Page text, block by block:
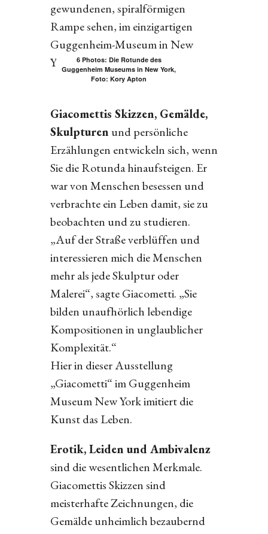
gewundenen, spiralförmigen
Rampe sehen, im einzigartigen
Guggenheim-Museum in New
York.
6 Photos: Die Rotunde des
Guggenheim Museums in New York,
Foto: Kory Apton
Giacomettis Skizzen, Gemälde,
Skulpturen und persönliche
Erzählungen entwickeln sich, wenn
Sie die Rotunda hinaufsteigen. Er
war von Menschen besessen und
verbrachte ein Leben damit, sie zu
beobachten und zu studieren.
„Auf der Straße verblüffen und
interessieren mich die Menschen
mehr als jede Skulptur oder
Malerei“, sagte Giacometti. „Sie
bilden unaufhörlich lebendige
Kompositionen in unglaublicher
Komplexität.“
Hier in dieser Ausstellung
„Giacometti“ im Guggenheim
Museum New York imitiert die
Kunst das Leben.
Erotik, Leiden und Ambivalenz
sind die wesentlichen Merkmale.
Giacomettis Skizzen sind
meisterhafte Zeichnungen, die
Gemälde unheimlich bezaubernd